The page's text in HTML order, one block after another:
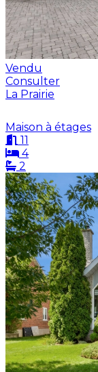
Vendu
Consulter
La Prairie
Maison à étages
11
4
2